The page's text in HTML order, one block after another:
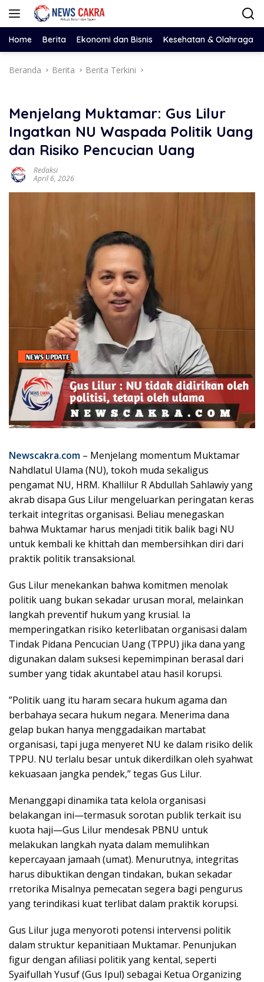
Langsung
Home Berita Ekonomi dan Bisnis Kesehatan & Olahraga
Beranda Berita Berita Terkini
Menjelang Muktamar: Gus Lilur
Ingatkan NU Waspada Politik Uang
dan Risiko Pencucian Uang
Redaksi
April 6, 2026
Newscakra.com – Menjelang momentum Muktamar
Nahdlatul Ulama (NU), tokoh muda sekaligus
pengamat NU, HRM. Khallilur R Abdullah Sahlawiy yang
akrab disapa Gus Lilur mengeluarkan peringatan keras
terkait integritas organisasi. Beliau menegaskan
bahwa Muktamar harus menjadi titik balik bagi NU
untuk kembali ke khittah dan membersihkan diri dari
praktik politik transaksional.
​Gus Lilur menekankan bahwa komitmen menolak
politik uang bukan sekadar urusan moral, melainkan
langkah preventif hukum yang krusial. Ia
memperingatkan risiko keterlibatan organisasi dalam
Tindak Pidana Pencucian Uang (TPPU) jika dana yang
digunakan dalam suksesi kepemimpinan berasal dari
sumber yang tidak akuntabel atau hasil korupsi.
​”Politik uang itu haram secara hukum agama dan
berbahaya secara hukum negara. Menerima dana
gelap bukan hanya menggadaikan martabat
organisasi, tapi juga menyeret NU ke dalam risiko delik
TPPU. NU terlalu besar untuk dikerdilkan oleh syahwat
kekuasaan jangka pendek,” tegas Gus Lilur.
​Menanggapi dinamika tata kelola organisasi
belakangan ini—termasuk sorotan publik terkait isu
kuota haji—Gus Lilur mendesak PBNU untuk
melakukan langkah nyata dalam memulihkan
kepercayaan jamaah (umat). Menurutnya, integritas
harus dibuktikan dengan tindakan, bukan sekadar
rretorika Misalnya pemecatan segera bagi pengurus
yang terindikasi kuat terlibat dalam praktik korupsi.
​Gus Lilur juga menyoroti potensi intervensi politik
dalam struktur kepanitiaan Muktamar. Penunjukan
figur dengan afiliasi politik yang kental, seperti
Syaifullah Yusuf (Gus Ipul) sebagai Ketua Organizing